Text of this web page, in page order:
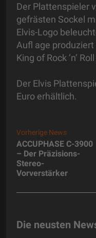
Der Plattenspieler
gefrästen Sockel
Elvis-Logo
Aufl age
King of Rock ’n’
Der Elvis
Euro erhältlich.
Vorherige News
ACCUPHASE C-3900
– Der Präzisions-
Stereo-
Vorverstärker
Die neusten